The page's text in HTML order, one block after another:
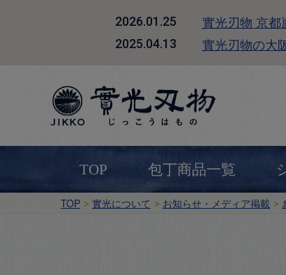
2026.01.25 實光刃物 京都
2025.04.13 實光刃物の大
TOP 包丁商品一覧
TOP 實光について お知らせ・メディア掲載